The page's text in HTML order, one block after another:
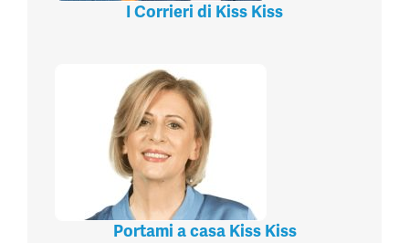
I Corrieri di Kiss Kiss
Portami a casa Kiss Kiss